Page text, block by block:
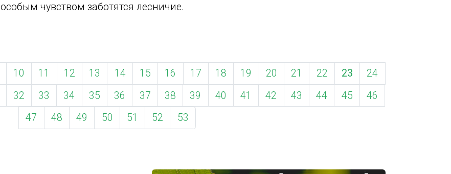
особым чувством заботятся лесничие.
10 11 12 13 14 15 16 17 18 19 20 21 22 23
24
32 33 34 35 36 37 38 39 40 41 42 43 44 45
46
47
48 49 50 51 52 53